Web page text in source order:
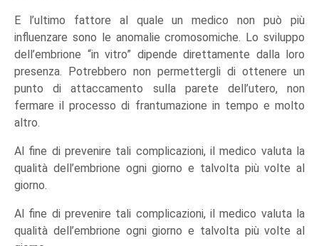
E l’ultimo fattore al quale un medico non può più
influenzare sono le anomalie cromosomiche. Lo sviluppo
dell’embrione “in vitro” dipende direttamente dalla loro
presenza. Potrebbero non permettergli di ottenere un
punto di attaccamento sulla parete dell’utero, non
fermare il processo di frantumazione in tempo e molto
altro.
Al fine di prevenire tali complicazioni, il medico valuta la
qualità dell’embrione ogni giorno e talvolta più volte al
giorno.
Al fine di prevenire tali complicazioni, il medico valuta la
qualità dell’embrione ogni giorno e talvolta più volte al